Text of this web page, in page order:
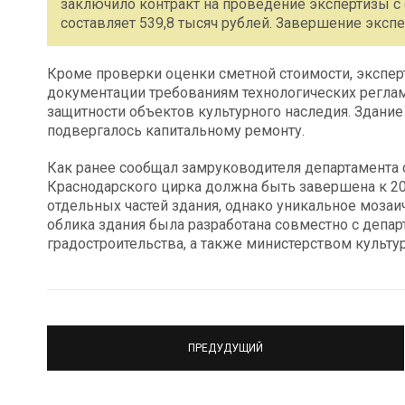
заключило контракт на проведение экспертизы
составляет 539,8 тысяч рублей. Завершение
Кроме проверки оценки сметной стоимости,
документации требованиям технологических
защитности объектов культурного наследия.
подвергалось капитальному ремонту.
Как ранее сообщал замруководителя
Краснодарского цирка должна быть завершена к
отдельных частей здания, однако уникальное
облика здания была разработана совместно с
градостроительства, а также министерством
ПРЕДУДУЩИЙ